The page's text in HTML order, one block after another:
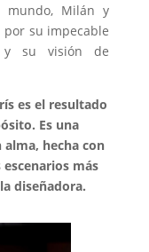
mundo, Milán y
por su impecable
y su visión de
es el resultado
Es una
hecha con
más
diseñadora.